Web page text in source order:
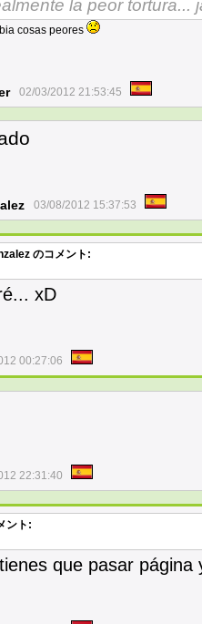
la peor tortura...
cosas peores
02/03/2012 21:53:45
03/08/2012 15:37:53
のコメント:
xD
00:27:06
22:31:40
ント:
que pasar